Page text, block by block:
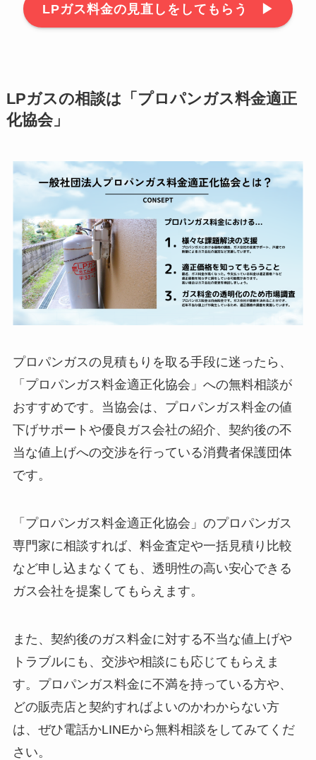
LPガス料金の見直しをしてもらう ▶︎
LPガスの相談は「プロパンガス料金適正
化協会」
プロパンガスの見積もりを取る手段に迷ったら、
「プロパンガス料金適正化協会」への無料相談が
おすすめです。当協会は、プロパンガス料金の値
下げサポートや優良ガス会社の紹介、契約後の不
当な値上げへの交渉を行っている消費者保護団体
です。
「プロパンガス料金適正化協会」のプロパンガス
専門家に相談すれば、料金査定や一括見積り比較
など申し込まなくても、透明性の高い安心できる
ガス会社を提案してもらえます。
また、契約後のガス料金に対する不当な値上げや
トラブルにも、交渉や相談にも応じてもらえま
す。プロパンガス料金に不満を持っている方や、
どの販売店と契約すればよいのかわからない方
は、ぜひ電話かLINEから無料相談をしてみてくだ
さい。